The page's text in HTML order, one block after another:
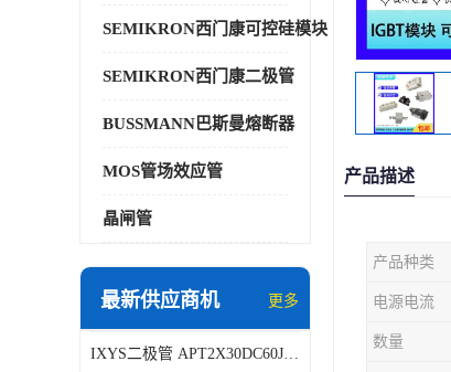
SEMIKRON西门康可控硅模块
SEMIKRON西门康二极管
BUSSMANN巴斯曼熔断器
MOS管场效应管
晶闸管
最新供应商机 更多
IXYS二极管 APT2X30DC60J 结构简单
产品描述
产品种类
电源电流
数量